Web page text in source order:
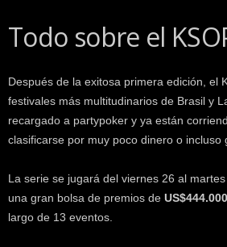
Todo sobre el
Después de la exitosa primera edición, el
festivales más multitudinarios de Brasil y
recargado a partypoker y ya están
clasificarse por muy poco dinero o incluso
La serie se jugará del viernes 26 al
una gran bolsa de premios de
largo de 13 eventos.